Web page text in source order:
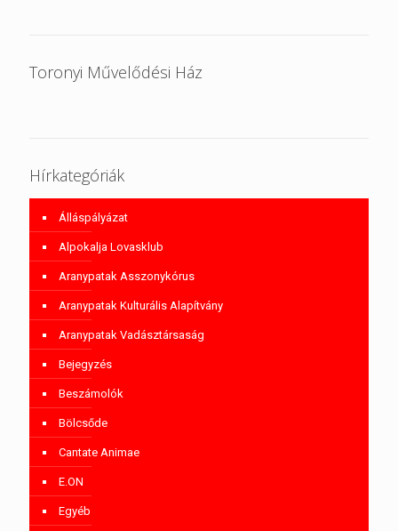
Toronyi Művelődési Ház
Hírkategóriák
Álláspályázat
Alpokalja Lovasklub
Aranypatak Asszonykórus
Aranypatak Kulturális Alapítvány
Aranypatak Vadásztársaság
Bejegyzés
Beszámolók
Bölcsőde
Cantate Animae
E.ON
Egyéb